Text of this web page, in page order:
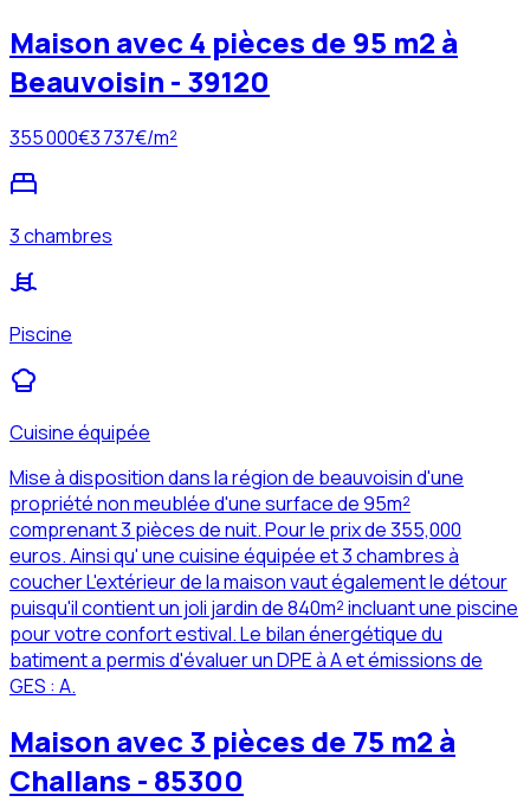
Maison avec 4 pièces de 95 m2 à
Beauvoisin - 39120
355 000€3 737€/m²
3 chambres
Piscine
Cuisine équipée
Mise à disposition dans la région de beauvoisin d'une
propriété non meublée d'une surface de 95m²
comprenant 3 pièces de nuit. Pour le prix de 355,000
euros. Ainsi qu' une cuisine équipée et 3 chambres à
coucher L'extérieur de la maison vaut également le détour
puisqu'il contient un joli jardin de 840m² incluant une piscine
pour votre confort estival. Le bilan énergétique du
batiment a permis d'évaluer un DPE à A et émissions de
GES : A.
Maison avec 3 pièces de 75 m2 à
Challans - 85300